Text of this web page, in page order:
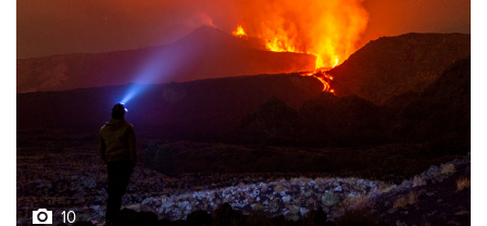
10